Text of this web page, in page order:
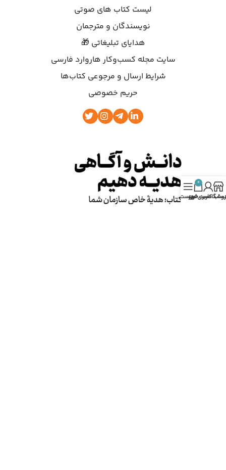
لیست کتاب های صوتی
نویسندگان و مترجمان
هدایای تبلیغاتی 🎁
سایت مجله کسب‌وکار هاروارد فارسی
شرایط ارسال و مرجوعی کتاب‌ها
حریم خصوصی
کاربری من
0
سبد خریدفهرست